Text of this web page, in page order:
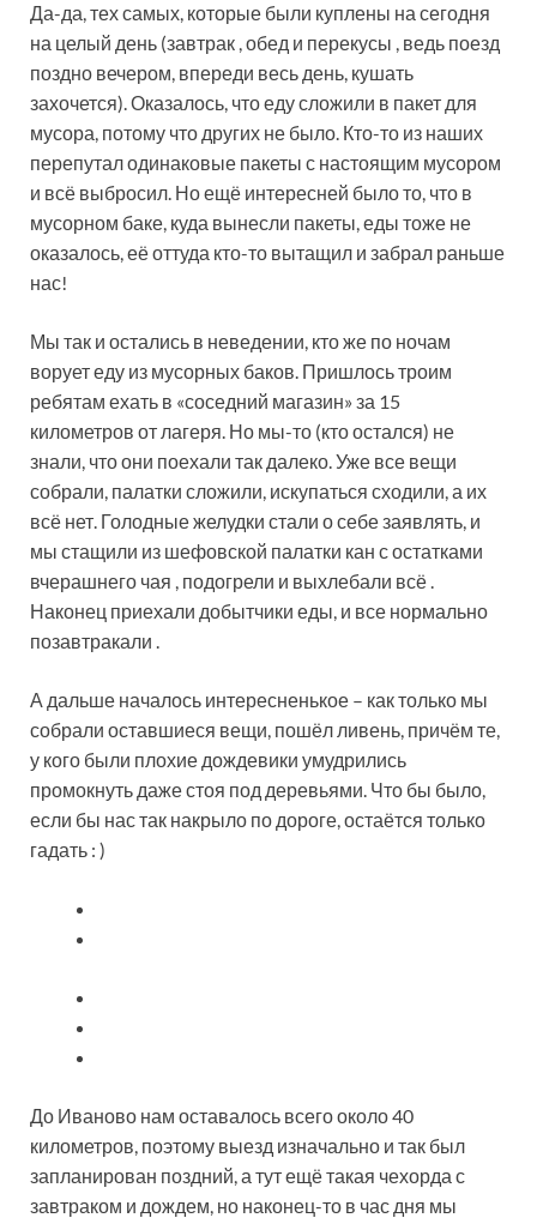
Да-да, тех самых, которые были куплены на сегодня
на целый день (завтрак , обед и перекусы , ведь поезд
поздно вечером, впереди весь день, кушать
захочется). Оказалось, что еду сложили в пакет для
мусора, потому что других не было. Кто-то из наших
перепутал одинаковые пакеты с настоящим мусором
и всё выбросил. Но ещё интересней было то, что в
мусорном баке, куда вынесли пакеты, еды тоже не
оказалось, её оттуда кто-то вытащил и забрал раньше
нас!
Мы так и остались в неведении, кто же по ночам
ворует еду из мусорных баков. Пришлось троим
ребятам ехать в «соседний магазин» за 15
километров от лагеря. Но мы-то (кто остался) не
знали, что они поехали так далеко. Уже все вещи
собрали, палатки сложили, искупаться сходили, а их
всё нет. Голодные желудки стали о себе заявлять, и
мы стащили из шефовской палатки кан с остатками
вчерашнего чая , подогрели и выхлебали всё .
Наконец приехали добытчики еды, и все нормально
позавтракали .
А дальше началось интересненькое – как только мы
собрали оставшиеся вещи, пошёл ливень, причём те,
у кого были плохие дождевики умудрились
промокнуть даже стоя под деревьями. Что бы было,
если бы нас так накрыло по дороге, остаётся только
гадать : )
До Иваново нам оставалось всего около 40
километров, поэтому выезд изначально и так был
запланирован поздний, а тут ещё такая чехорда с
завтраком и дождем, но наконец-то в час дня мы